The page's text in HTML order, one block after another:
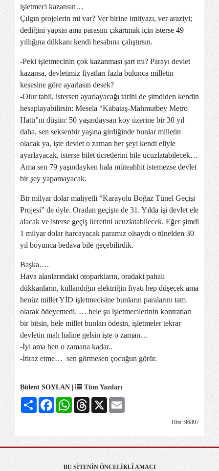
işletmeci kazansın…
Çılgın projelerin mi var? Ver birine imtiyazı, ver araziyi;
dediğini yapsın ama parasını çıkartmak için isterse 49
yıllığına dükkanı kendi hesabına çalıştırsın.
-Peki işletmecinin çok kazanması şart mı? Parayı devlet
kazansa, devletimiz fiyatları fazla bulunca milletin
kesesine göre ayarlasın desek?
-Olur tabii, istersen ayarlayacağı tarihi de şimdiden kendin
hesaplayabilirsin: Mesela “Kabataş-Mahmutbey Metro
Hattı”nı düşün: 50 yaşındaysan koy üzerine bir 30 yıl
daha, sen seksenbir yaşına girdiğinde bunlar milletin
olacak ya, işte devlet o zaman her şeyi kendi eliyle
ayarlayacak, isterse bilet ücretlerini bile ucuzlatabilecek…
Ama sen 79 yaşındayken hala müteahhit istemezse devlet
bir şey yapamayacak.
Bir milyar dolar maliyetli “Karayolu Boğaz Tünel Geçişi
Projesi” de öyle. Oradan geçişte de 31. Yılda işi devlet ele
alacak ve isterse geçiş ücretini ucuzlatabilecek. Eğer şimdi
1 milyar dolar harcayacak paramız olsaydı o tünelden 30
yıl boyunca bedava bile geçebilirdik.
Başka….
Hava alanlarındaki otoparkların, oradaki pahalı
dükkanların, kullandığın elektriğin fiyatı hep düşecek ama
henüz millet YİD işletmecisine bunların paralarını tam
olarak ödeyemedi. … hele şu işletmecilerinin kontratları
bir bitsin, hele millet bunları ödesin, işletmeler tekrar
devletin malı haline gelsin işte o zaman…
-İyi ama ben o zamana kadar..
-İtiraz etme… sen görmesen çocuğun görür.
Bülent SOYLAN | Tüm Yazıları
Share FacebookWhatsAppThreads
X
Hits: 96807
BU SİTENİN ÖNCELİKLİ AMACI